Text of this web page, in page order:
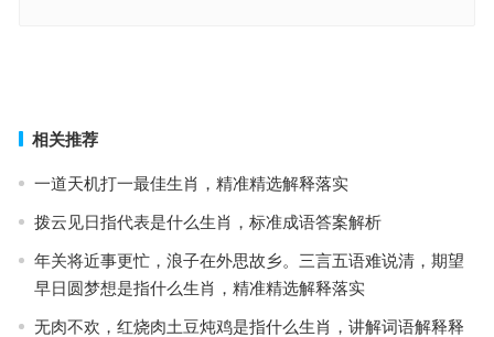
相关推荐
一道天机打一最佳生肖，精准精选解释落实
拨云见日指代表是什么生肖，标准成语答案解析
年关将近事更忙，浪子在外思故乡。三言五语难说清，期望
早日圆梦想是指什么生肖，精准精选解释落实
无肉不欢，红烧肉土豆炖鸡是指什么生肖，讲解词语解释释